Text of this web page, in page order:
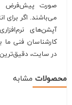
صورت پیش‌فرض
می‌باشند. اگر
آپشن‌های
کارشناسان فنی ما
در سایت، دقیق‌ترین
محصولات مشابه